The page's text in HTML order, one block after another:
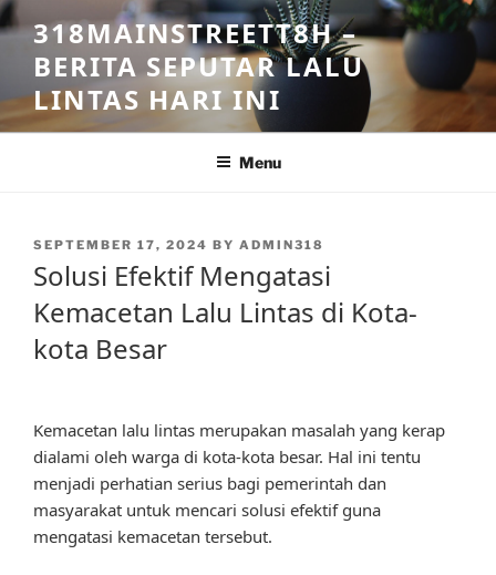
Skip
to
content
318MAINSTREETT8H –
BERITA SEPUTAR LALU
LINTAS HARI INI
Menu
POSTED
SEPTEMBER 17, 2024 BY ADMIN318
Solusi Efektif Mengatasi
Kemacetan Lalu Lintas di Kota-
kota Besar
Kemacetan lalu lintas merupakan masalah yang kerap
dialami oleh warga di kota-kota besar. Hal ini tentu
menjadi perhatian serius bagi pemerintah dan
masyarakat untuk mencari solusi efektif guna
mengatasi kemacetan tersebut.